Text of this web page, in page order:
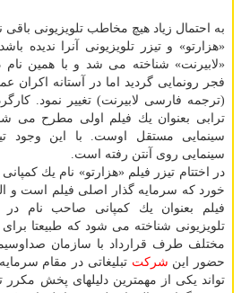
به احتمال زیاد هیچ مخاطب تلویزیونی باقی
«هزارتو» و تیزر تلویزیونی آنرا ندیده
«لابیرنت» شناخته می شد و با همین نام
فجر رونمایی گردید اما در آستانه اكران
(ترجمه فارسی لابیرنت) تغییر نمود.
ترابی بعنوان یك فیلم اولی مطرح می
سینمایی مستقل اوست. با این وجود
سینمایی روی آنتن رفته است.
در اختتام تیزر فیلم «هزارتو» نام یك
خورد كه سرمایه گذار اصلی فیلم است و
فیلم بعنوان یك كمپانی صاحب نام
تلویزیونی شناخته می شود كه طبیعتا
مختلف طرف قرارداد با سازمان
حضور این شركت تبلیغاتی در مقام
تواند یكی از مهمترین دلیلهای پخش مكرر